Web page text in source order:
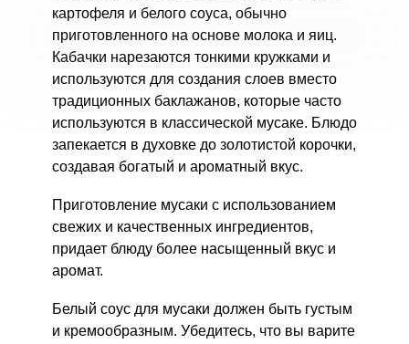
картофеля и белого соуса, обычно
приготовленного на основе молока и яиц.
Кабачки нарезаются тонкими кружками и
используются для создания слоев вместо
традиционных баклажанов, которые часто
используются в классической мусаке. Блюдо
запекается в духовке до золотистой корочки,
создавая богатый и ароматный вкус.
Приготовление мусаки с использованием
свежих и качественных ингредиентов,
придает блюду более насыщенный вкус и
аромат.
Белый соус для мусаки должен быть густым
и кремообразным. Убедитесь, что вы варите